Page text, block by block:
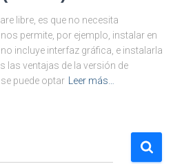
libre, es que no necesita
permite, por ejemplo, instalar en
incluye interfaz gráfica, e instalarla
las ventajas de la versión de
puede optar
Leer más…